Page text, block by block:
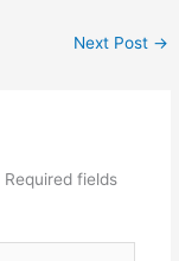
Next Post →
Required fields